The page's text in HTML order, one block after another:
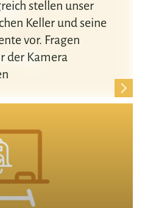
stellen unser
Keller und seine
vor. Fragen
der Kamera